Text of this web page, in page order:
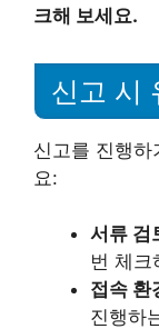
크해 보세요.
신고 시
신고를 진행하
요:
서류 검
번 체크
접속 환
진행하